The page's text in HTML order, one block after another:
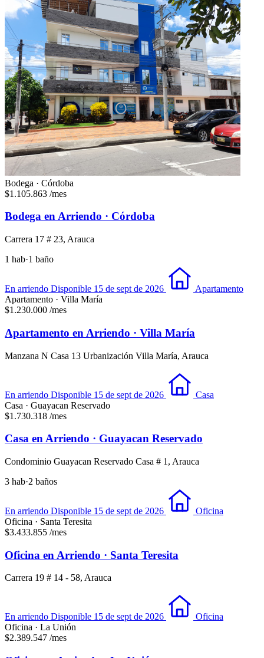
Bodega · Córdoba
$1.105.863 /mes
Bodega en Arriendo · Córdoba
Carrera 17 # 23, Arauca
1 hab·1 baño
En arriendo Disponible 15 de sept de 2026
Apartamento
Apartamento · Villa María
$1.230.000 /mes
Apartamento en Arriendo · Villa María
Manzana N Casa 13 Urbanización Villa María, Arauca
En arriendo Disponible 15 de sept de 2026
Casa
Casa · Guayacan Reservado
$1.730.318 /mes
Casa en Arriendo · Guayacan Reservado
Condominio Guayacan Reservado Casa # 1, Arauca
3 hab·2 baños
En arriendo Disponible 15 de sept de 2026
Oficina
Oficina · Santa Teresita
$3.433.855 /mes
Oficina en Arriendo · Santa Teresita
Carrera 19 # 14 - 58, Arauca
En arriendo Disponible 15 de sept de 2026
Oficina
Oficina · La Unión
$2.389.547 /mes